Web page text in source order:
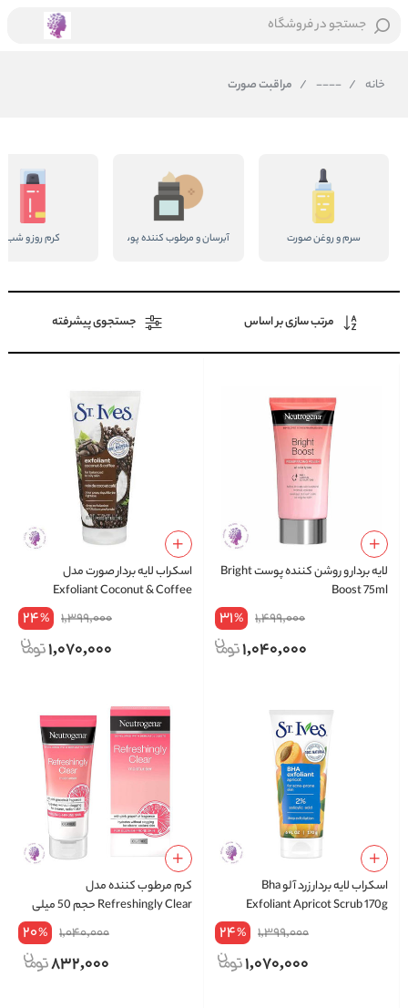
جستجو در فروشگاه
خانه /
----
/ مراقبت صورت
سرم و روغن صورت آبرسان و مرطوب کننده پوست کرم روز و شب
مرتب سازی بر اساس جستجوی پیشرفته
لایه بردار و روشن کننده پوست Bright
Boost 75ml
1,499,000
31%
1,040,000
اسکراب لایه بردار صورت مدل
Exfoliant Coconut & Coffee
مناسب برای پوست چرب حجم 170 1,399,000
24%
1,070,000
اسکراب لایه بردار زرد آلو Bha
Exfoliant Apricot Scrub 170g
1,399,000
24%
1,070,000
کرم مرطوب کننده مدل
Refreshingly Clear حجم 50 میلی
1,040,000
20%
832,000